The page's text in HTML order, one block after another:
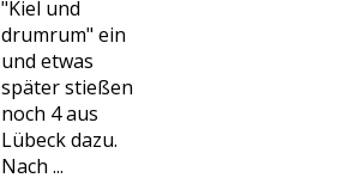
"Kiel und
drumrum" ein
und etwas
später stießen
noch 4 aus
Lübeck dazu.
Nach ...